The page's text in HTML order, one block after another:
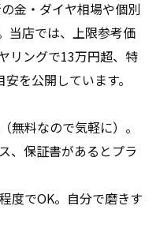
金・ダイヤ相場や個別
当店では、上限参考価
リングで13万円超、特
を公開しています。
料なので気軽に）。
、保証書があるとプラ
度でOK。自分で磨きす